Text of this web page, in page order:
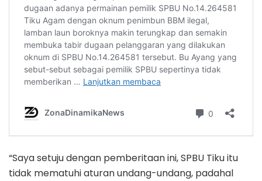
“Saya setuju dengan pemberitaan ini, SPBU Tiku itu
tidak mematuhi aturan undang-undang, padahal